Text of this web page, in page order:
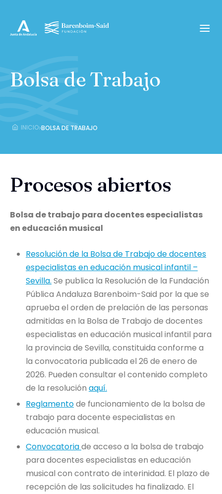
Bolsa de Trabajo
INICIO›BOLSA DE TRABAJO
Procesos abiertos
Bolsa de trabajo para docentes especialistas
en educación musical
Resolución de la Bolsa de Trabajo de docentes
especialistas en educación musical infantil –
Sevilla. Se publica la Resolución de la Fundación
Pública Andaluza Barenboim-Said por la que se
aprueba el orden de prelación de las personas
admitidas en la Bolsa de Trabajo de docentes
especialistas en educación musical infantil para
la provincia de Sevilla, constituida conforme a
la convocatoria publicada el 26 de enero de
2026. Pueden consultar el contenido completo
de la resolución aquí.
Reglamentode funcionamiento de la bolsa de
trabajo para docente especialistas en
educación musical.
Convocatoriade acceso a la bolsa de trabajo
para docentes especialistas en educación
musical con contrato de interinidad. El plazo de
recepción de las solicitudes ha finalizado. El